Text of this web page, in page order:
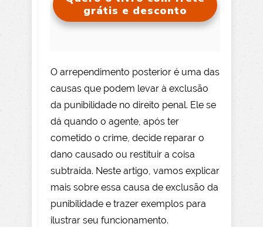
grátis e desconto
O arrependimento posterior é uma das
causas que podem levar à exclusão
da punibilidade no direito penal. Ele se
dá quando o agente, após ter
cometido o crime, decide reparar o
dano causado ou restituir a coisa
subtraída. Neste artigo, vamos explicar
mais sobre essa causa de exclusão da
punibilidade e trazer exemplos para
ilustrar seu funcionamento.